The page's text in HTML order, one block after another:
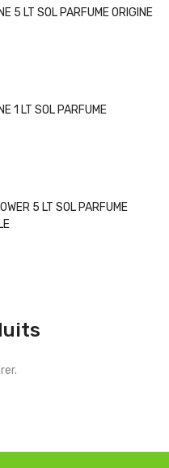
5 LT SOL PARFUME ORIGINE
1 LT SOL PARFUME
5 LT SOL PARFUME